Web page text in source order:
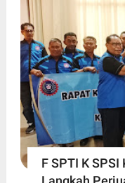
F SPTI K